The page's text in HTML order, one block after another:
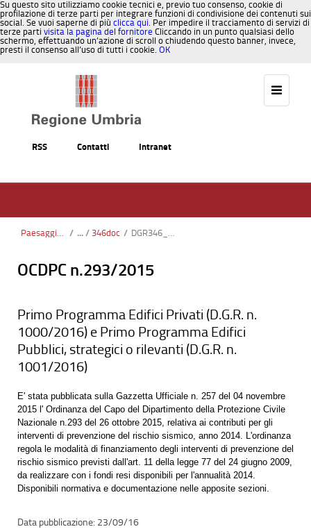
Su questo sito utilizziamo cookie tecnici e, previo tuo consenso, cookie di
profilazione di terze parti per integrare funzioni di condivisione dei contenuti sui
social. Se vuoi saperne di più clicca qui. Per impedire il tracciamento di servizi di
terze parti visita la pagina del fornitore Cliccando in un punto qualsiasi dello
schermo, effettuando un’azione di scroll o chiudendo questo banner, invece,
presti il consenso all’uso di tutti i cookie. OK
RSS Contatti Intranet
Paesaggio, Territorio, Urbanistica / 346doc / DGR346_Bollettino
OCDPC n.293/2015
Primo Programma Edifici Privati (D.G.R. n.
1000/2016) e Primo Programma Edifici
Pubblici, strategici o rilevanti (D.G.R. n.
1001/2016)
E' stata pubblicata sulla Gazzetta Ufficiale n. 257 del 04 novembre
2015 l' Ordinanza del Capo del Dipartimento della Protezione Civile
Nazionale n.293 del 26 ottobre 2015, relativa ai contributi per gli
interventi di prevenzione del rischio sismico, anno 2014. L'ordinanza
regola le modalità di finanziamento degli interventi di prevenzione del
rischio sismico previsti dall'art. 11 della legge 77 del 24 giugno 2009,
da realizzare con i fondi resi disponibili per l'annualità 2014.
Disponibili normativa e documentazione nelle apposite sezioni.
23/09/16